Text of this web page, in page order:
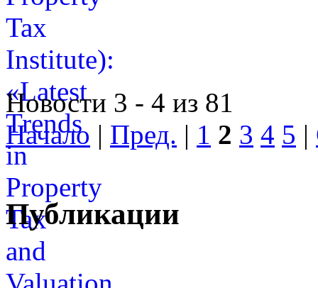
Новости 3 - 4 из 81
Начало | Пред. | 1 2 3 4 5 |
Публикации